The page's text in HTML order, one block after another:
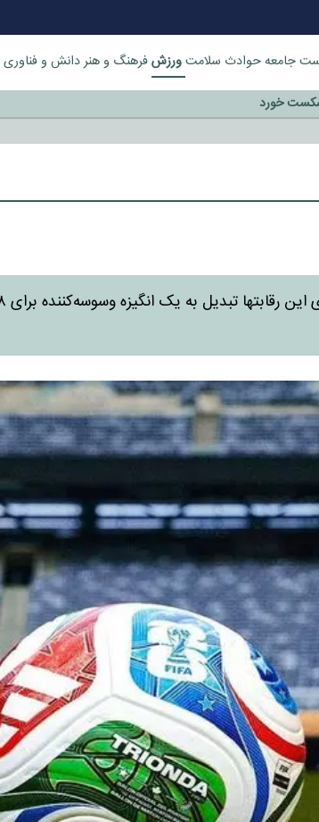
جامعهحوادث سلامتورزشفرهنگ و هنردانش و فناوری
خورد